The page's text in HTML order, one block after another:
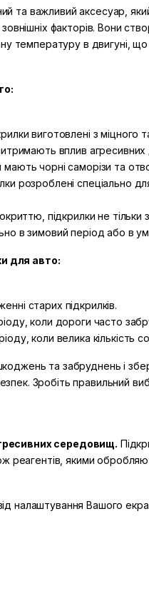
та важливий аксесуар,
зовнішніх факторів. Вони
температуру в двигуні,
виготовлені з
вплив
чорні саморізи та
розроблені спеціально
підкрилки не
в зимовий період або в
для авто:
старих підкрилків.
коли дороги часто
коли велика кількість
та забруднень і
Зробіть правильний
середовищ.
реагентів, якими
налаштування Вашого